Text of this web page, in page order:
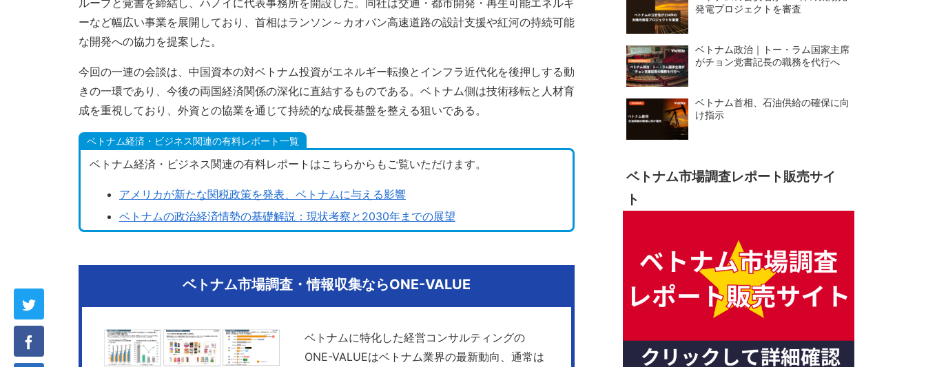
ーなど幅広い事業を展開しており、首相はランソン～カオバン高速道路の設計支援や紅河の持続可能
な開発への協力を提案した。
今回の一連の会談は、中国資本の対ベトナム投資がエネルギー転換とインフラ近代化を後押しする動
きの一環であり、今後の両国経済関係の深化に直結するものである。ベトナム側は技術移転と人材育
成を重視しており、外資との協業を通じて持続的な成長基盤を整える狙いである。
ベトナム経済・ビジネス関連の有料レポート一覧
ベトナム経済・ビジネス関連の有料レポートはこちらからもご覧いただけます。
アメリカが新たな関税政策を発表、ベトナムに与える影響
ベトナムの政治経済情勢の基礎解説：現状考察と2030年までの展望
ベトナム市場調査・情報収集ならONE-VALUE
ベトナムに特化した経営コンサルティングの
ONE-VALUEはベトナム業界の最新動向、通常は
発電プロジェクトを審査
ベトナム政治｜トー・ラム国家主席
がチョン党書記長の職務を代行へ
ベトナム首相、石油供給の確保に向
け指示
ベトナム市場調査レポート販売サイ
ト